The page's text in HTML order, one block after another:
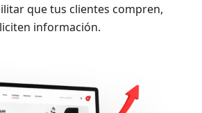
que tus clientes compren,
información.